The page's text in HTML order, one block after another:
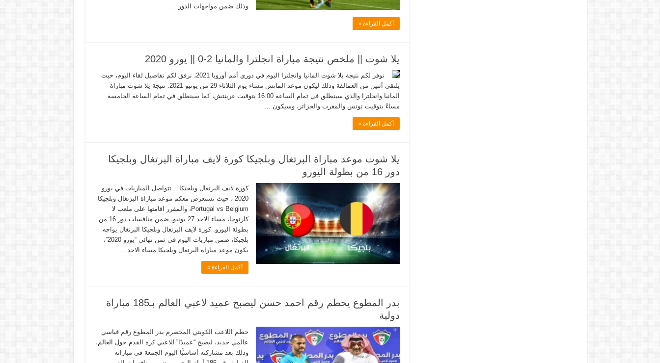
وذلك ضمن مواجهات الدور …
أكمل القراءة »
يلا شوت || ملخص نتيجة مباراة انجلترا والمانيا 2-0 || يورو 2020
نوفر لكم نتيجة يلا شوت المانيا وانجلترا اليوم في دوري أمم أوروبا 2021، نرفق لكم تفاصيل لقاء اليوم، حيث
يلتقي أثنين من العمالقة وذلك ليكون موعد الماتش مساء يوم الثلاثاء 29 من يونيو 2021. نتيجة يلا شوت مباراة
المانيا وانجلترا والذي سينطلق في تمام الساعة 16:00 بتوقيت غرينتش، كما سينطلق في تمام الساعة الخامسة
مساءً بتوقيت تونس والمغرب والجزائر، وسيكون …
أكمل القراءة »
يلا شوت موعد مباراة البرتغال وبلجيكا كورة لايف مباراة البرتغال وبلجيكا
دور 16 من بطولة اليورو
كورة لايف البرتغال وبلجيكا .. تتواصل المباريات في يورو
2020 ، حيث نستعرض معكم موعد مباراة البرتغال وبلجيكا
Portugal vs Belgium، والمقرر اقامتها على ملعب لا
كارتوخا، مساء الاحد 27 يونيو، ضمن منافسات دور 16 من
بطولة اليورو. كورة لايف البرتغال وبلجيكا البرتغال يواجه
بلجيكا، ضمن مباريات اليوم في ثمن نهائي “يورو 2020”،
يكون موعد مباراة البرتغال وبلجيكا مساء الاحد …
أكمل القراءة »
بدر المطوع يحطم رقم احمد حسن ليصبح عميد لاعبي العالم بـ185 مباراة
دولية
حطم اللاعب الكويتي المخضرم بدر المطوع رقم قياسي
عالمي جديد، ليصبح “عميدًا” للاعبي كرة القدم حول العالم،
وذلك بعد مشاركته أساسيًّا اليوم الجمعة في مباراته